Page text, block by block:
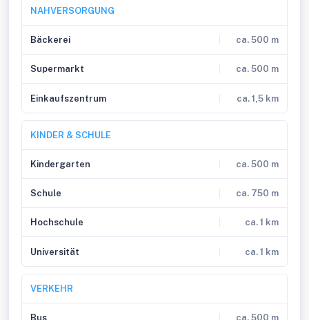
NAHVERSORGUNG
Bäckerei ca. 500 m
Supermarkt ca. 500 m
Einkaufszentrum ca. 1,5 km
KINDER & SCHULE
Kindergarten ca. 500 m
Schule ca. 750 m
Hochschule ca. 1 km
Universität ca. 1 km
VERKEHR
Bus ca. 500 m